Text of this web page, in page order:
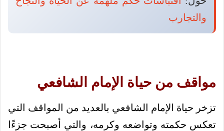
والتجارب
مواقف من حياة الإمام الشافعي
تزخر حياة الإمام الشافعي بالعديد من المواقف التي
تعكس حكمته وتواضعه وكرمه، والتي أصبحت جزءًا